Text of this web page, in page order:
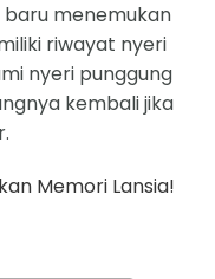
baru menemukan
riwayat nyeri
nyeri punggung
kembali jika
Memori Lansia!